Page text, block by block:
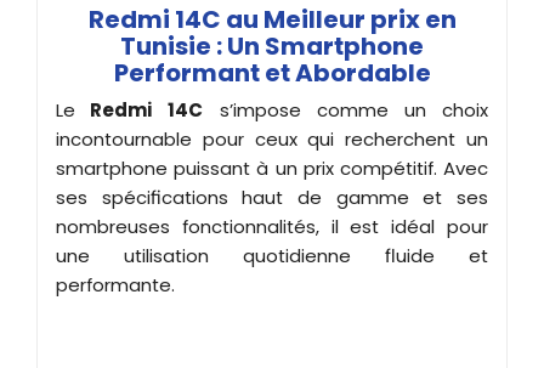
Redmi 14C au Meilleur prix en
Tunisie : Un Smartphone
Performant et Abordable
Le Redmi 14C s’impose comme un choix
incontournable pour ceux qui recherchent un
smartphone puissant à un prix compétitif. Avec
ses spécifications haut de gamme et ses
nombreuses fonctionnalités, il est idéal pour
une utilisation quotidienne fluide et
performante.